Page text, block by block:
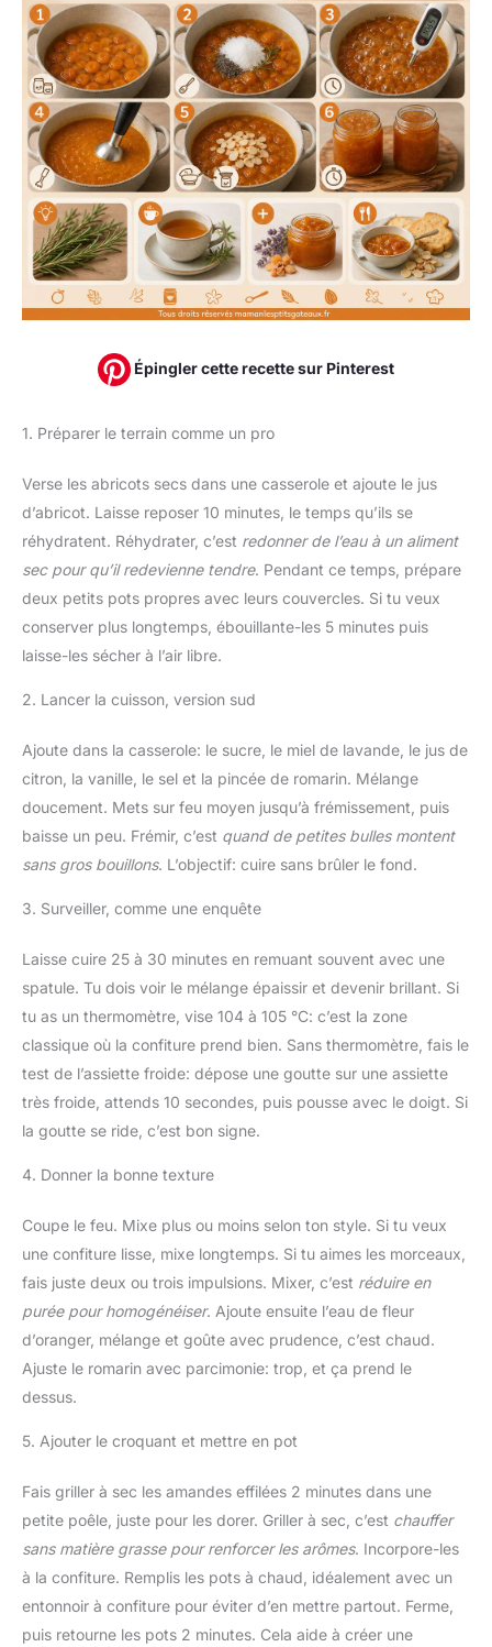
Épingler cette recette sur Pinterest
1. Préparer le terrain comme un pro
Verse les abricots secs dans une casserole et ajoute le jus
d’abricot. Laisse reposer 10 minutes, le temps qu’ils se
réhydratent. Réhydrater, c’est redonner de l’eau à un aliment
sec pour qu’il redevienne tendre. Pendant ce temps, prépare
deux petits pots propres avec leurs couvercles. Si tu veux
conserver plus longtemps, ébouillante-les 5 minutes puis
laisse-les sécher à l’air libre.
2. Lancer la cuisson, version sud
Ajoute dans la casserole: le sucre, le miel de lavande, le jus de
citron, la vanille, le sel et la pincée de romarin. Mélange
doucement. Mets sur feu moyen jusqu’à frémissement, puis
baisse un peu. Frémir, c’est quand de petites bulles montent
sans gros bouillons. L’objectif: cuire sans brûler le fond.
3. Surveiller, comme une enquête
Laisse cuire 25 à 30 minutes en remuant souvent avec une
spatule. Tu dois voir le mélange épaissir et devenir brillant. Si
tu as un thermomètre, vise 104 à 105 °C: c’est la zone
classique où la confiture prend bien. Sans thermomètre, fais le
test de l’assiette froide: dépose une goutte sur une assiette
très froide, attends 10 secondes, puis pousse avec le doigt. Si
la goutte se ride, c’est bon signe.
4. Donner la bonne texture
Coupe le feu. Mixe plus ou moins selon ton style. Si tu veux
une confiture lisse, mixe longtemps. Si tu aimes les morceaux,
fais juste deux ou trois impulsions. Mixer, c’est réduire en
purée pour homogénéiser. Ajoute ensuite l’eau de fleur
d’oranger, mélange et goûte avec prudence, c’est chaud.
Ajuste le romarin avec parcimonie: trop, et ça prend le
dessus.
5. Ajouter le croquant et mettre en pot
Fais griller à sec les amandes effilées 2 minutes dans une
petite poêle, juste pour les dorer. Griller à sec, c’est chauffer
sans matière grasse pour renforcer les arômes. Incorpore-les
à la confiture. Remplis les pots à chaud, idéalement avec un
entonnoir à confiture pour éviter d’en mettre partout. Ferme,
puis retourne les pots 2 minutes. Cela aide à créer une